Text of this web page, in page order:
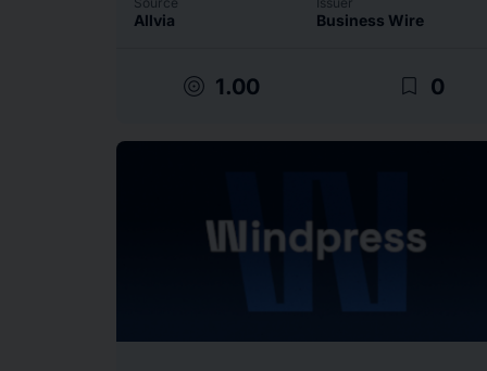
Allvia Business Wire
target 1.00 bookmark_border 0